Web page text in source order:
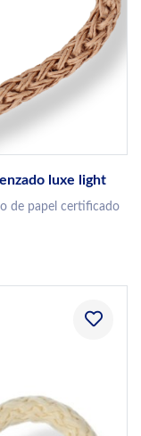
luxe light
de papel certificado